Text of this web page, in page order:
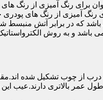
برای رنگ آمیزی از رنگ
رنگ آمیزی از رنگ های
که در برابر آتش منبسط
باشد و به روش
از چوب تشکیل شده
عمر بالاتری دارند.عیب